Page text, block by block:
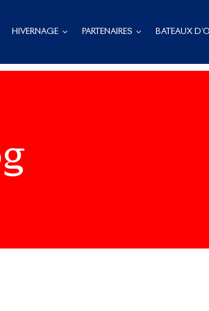
HIVERNAGE PARTENAIRES BATEAUX